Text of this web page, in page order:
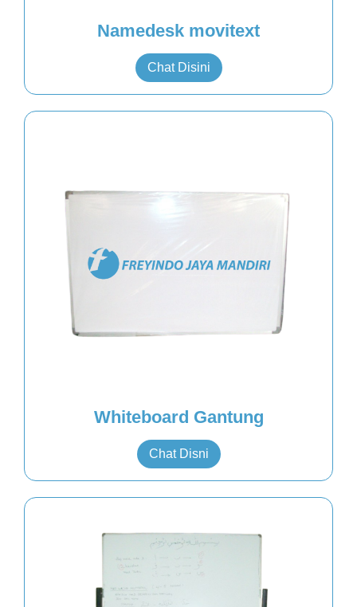
Namedesk movitext
Chat Disini
Whiteboard Gantung
Chat Disni